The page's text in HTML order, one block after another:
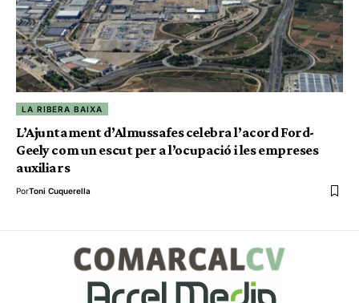
LA RIBERA BAIXA
L’Ajuntament d’Almussafes celebra l’acord Ford-
Geely com un escut per a l’ocupació i les empreses
auxiliars
PorToni Cuquerella